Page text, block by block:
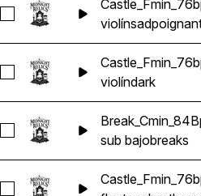
Seleccionar
violínsad
Seleccionar
violíndark
Seleccionar
sub bajobreaks
Seleccionar